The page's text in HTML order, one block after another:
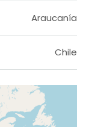
Araucanía
Chile